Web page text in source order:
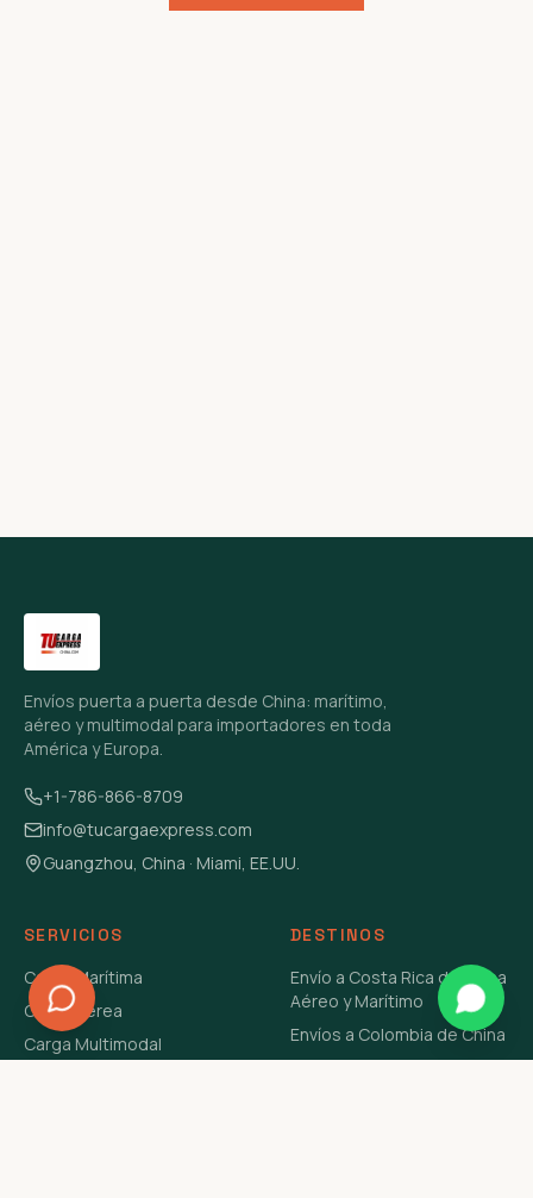
Envíos puerta a puerta desde China: marítimo,
aéreo y multimodal para importadores en toda
América y Europa.
+1-786-866-8709
info@tucargaexpress.com
Guangzhou, China · Miami, EE.UU.
SERVICIOS
Carga Marítima
Carga Aérea
Carga Multimodal
DESTINOS
Envío a Costa Rica de China
Aéreo y Marítimo
Envíos a Colombia de China